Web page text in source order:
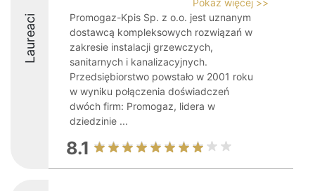
Laureaci
Pokaż więcej >>
Promogaz-Kpis Sp. z o.o. jest uznanym
dostawcą kompleksowych rozwiązań w
zakresie instalacji grzewczych,
sanitarnych i kanalizacyjnych.
Przedsiębiorstwo powstało w 2001 roku
w wyniku połączenia doświadczeń
dwóch firm: Promogaz, lidera w
dziedzinie ...
8.1